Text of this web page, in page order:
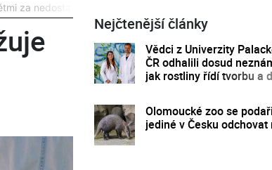
za nedostatečnou
Nejčtenější články
Vědci z Univerzity
ČR odhalili dosud
jak rostliny řídí tvorbu a
Olomoucké zoo se
jediné v Česku odchovat